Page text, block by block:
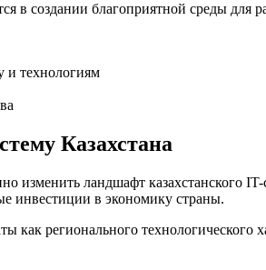
в создании благоприятной среды
и технологиям
Казахстана
изменить ландшафт казахстанского
инвестиции в экономику страны.
как регионального